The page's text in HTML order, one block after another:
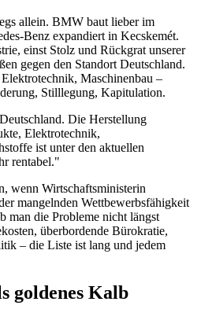
allein. BMW baut lieber im
Benz expandiert in Kecskemét.
einst Stolz und Rückgrat unserer
gegen den Standort Deutschland.
Maschinenbau –
Stilllegung, Kapitulation.
Die Herstellung
Elektrotechnik,
ist unter den aktuellen
rentabel."
wenn Wirtschaftsministerin
mangelnden Wettbewerbsfähigkeit
man die Probleme nicht längst
überbordende Bürokratie,
– die Liste ist lang und jedem
goldenes Kalb